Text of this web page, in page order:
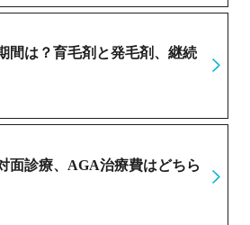
間は？育毛剤と発毛剤、継続
面診療、AGA治療費はどちら